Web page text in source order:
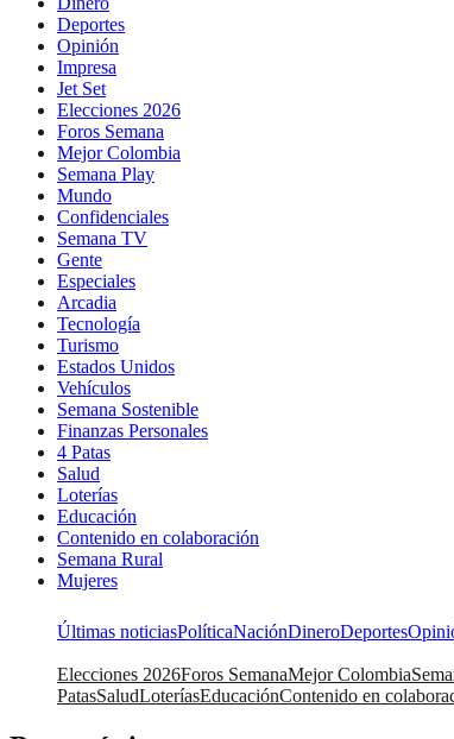
Deportes
Opinión
Impresa
Jet Set
Elecciones 2026
Foros Semana
Mejor Colombia
Semana Play
Mundo
Confidenciales
Semana TV
Gente
Especiales
Arcadia
Tecnología
Turismo
Estados Unidos
Vehículos
Semana Sostenible
Finanzas Personales
4 Patas
Salud
Loterías
Educación
Contenido en colaboración
Semana Rural
Mujeres
Últimas noticiasPolíticaNaciónDineroDeportes
Elecciones 2026Foros SemanaMejor Colombia
PatasSaludLoteríasEducaciónContenido en